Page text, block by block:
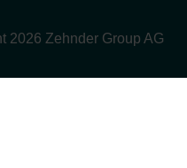
2026 Zehnder Group AG